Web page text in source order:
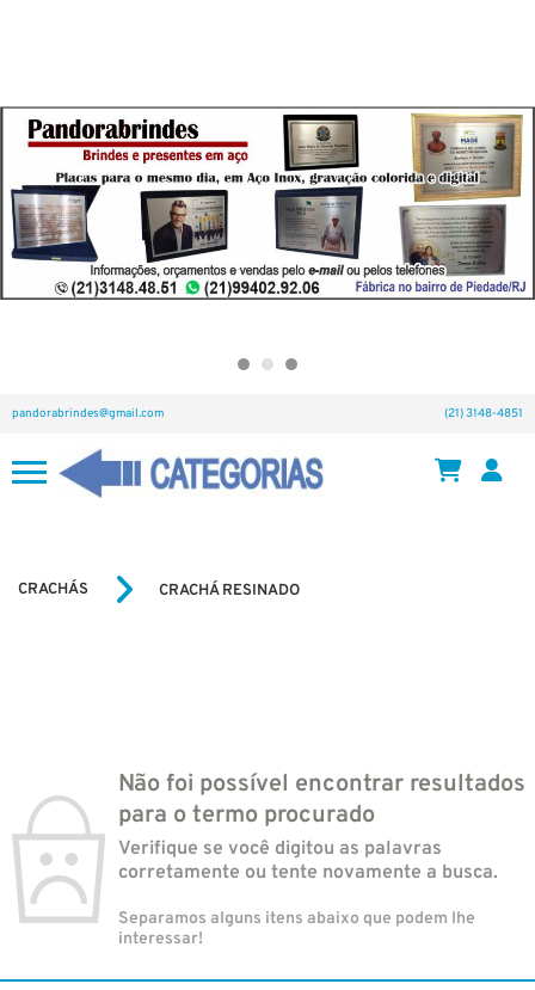
pandorabrindes@gmail.com (21) 3148-4851
CRACHÁS CRACHÁ RESINADO
Não foi possível encontrar resultados
para o termo procurado
Verifique se você digitou as palavras
corretamente ou tente novamente a busca.
Separamos alguns itens abaixo que podem lhe
interessar!